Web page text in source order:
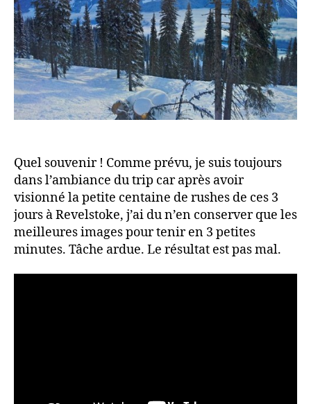
Quel souvenir ! Comme prévu, je suis toujours
dans l’ambiance du trip car après avoir
visionné la petite centaine de rushes de ces 3
jours à Revelstoke, j’ai du n’en conserver que les
meilleures images pour tenir en 3 petites
minutes. Tâche ardue. Le résultat est pas mal.